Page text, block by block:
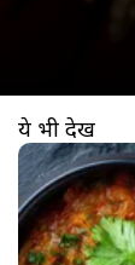
खुल रहा है
ये भी देखें